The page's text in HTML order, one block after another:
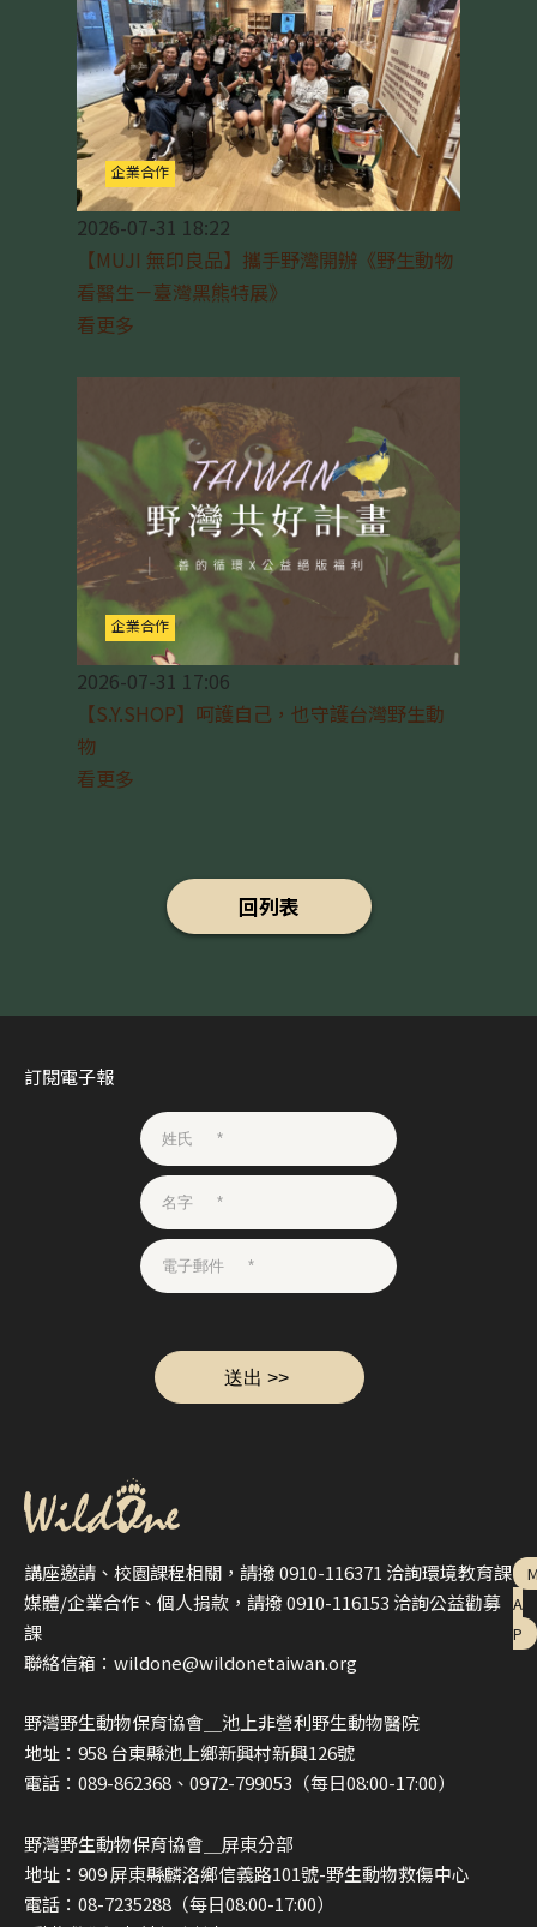
企業合作
2026-07-31 18:22
【MUJI 無印良品】攜手野灣開辦《野生動物
看醫生－臺灣黑熊特展》
看更多
企業合作
2026-07-31 17:06
【S.Y.SHOP】呵護自己，也守護台灣野生動
物
看更多
回列表
訂閱電子報
講座邀請、校園課程相關，請撥 0910-116371 洽詢環境教育課
媒體/企業合作、個人捐款，請撥 0910-116153 洽詢公益勸募
課
聯絡信箱：wildone@wildonetaiwan.org
野灣野生動物保育協會＿池上非營利野生動物醫院
地址：958 台東縣池上鄉新興村新興126號
電話：089-862368、0972-799053（每日08:00-17:00）
野灣野生動物保育協會＿屏東分部
地址：909 屏東縣麟洛鄉信義路101號-野生動物救傷中心
電話：08-7235288（每日08:00-17:00）
A
P